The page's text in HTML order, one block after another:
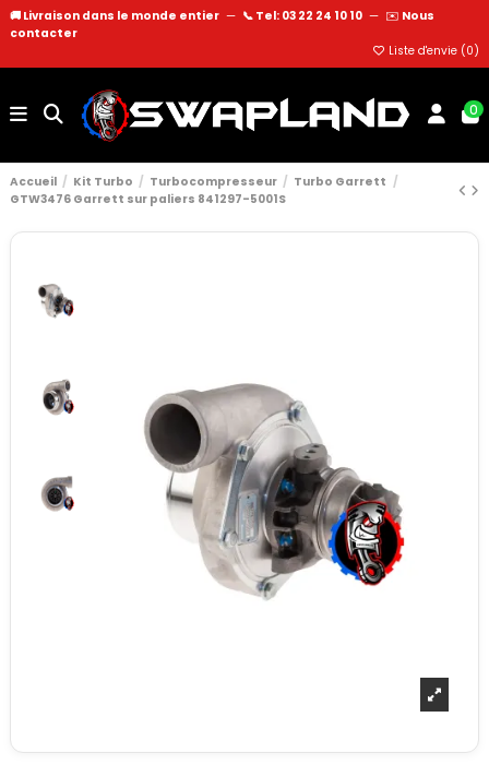
🚚 Livraison dans le monde entier — 📞 Tel: 03 22 24 10 10 — ✉️ Nous
contacter
Liste d'envie (0)
0
Accueil Kit Turbo Turbocompresseur
Turbo Garrett
GTW3476 Garrett sur paliers 841297-5001S